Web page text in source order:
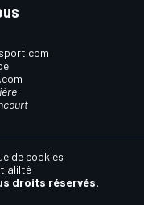
droits réservés.
de cookies